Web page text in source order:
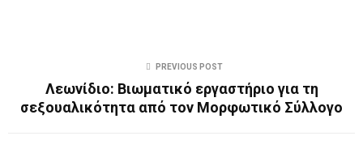
PREVIOUS POST
Λεωνίδιο: Βιωματικό εργαστήριο για τη
σεξουαλικότητα από τον Μορφωτικό Σύλλογο